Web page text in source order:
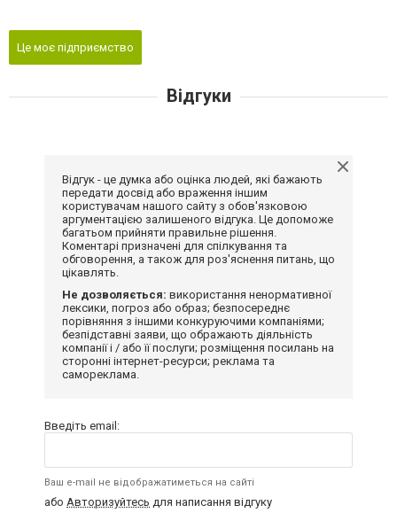
Це моє підприємство
Відгуки
Відгук - це думка або оцінка людей, які бажають
передати досвід або враження іншим
користувачам нашого сайту з обов'язковою
аргументацією залишеного відгука. Це допоможе
багатьом прийняти правильне рішення.
Коментарі призначені для спілкування та
обговорення, а також для роз'яснення питань, що
цікавлять.
Не дозволяється: використання ненормативної
лексики, погроз або образ; безпосереднє
порівняння з іншими конкуруючими компаніями;
безпідставні заяви, що ображають діяльність
компанії і / або її послуги; розміщення посилань на
сторонні інтернет-ресурси; реклама та
самореклама.
Введіть email:
Ваш e-mail не відображатиметься на сайті
або Авторизуйтесь для написання відгуку